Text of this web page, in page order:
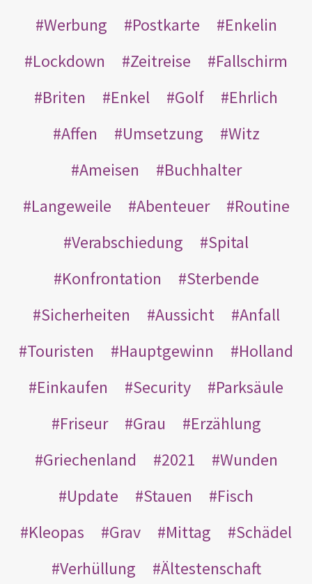
Werbung
Postkarte
Enkelin
Lockdown
Zeitreise
Fallschirm
Briten
Enkel Golf
Ehrlich
Affen
Umsetzung
Witz
Ameisen
Buchhalter
Langeweile
Abenteuer
Routine
Verabschiedung
Spital
Konfrontation
Sterbende
Sicherheiten
Aussicht
Anfall
Touristen
Hauptgewinn
Holland
Einkaufen
Security
Parksäule
Friseur
Grau
Erzählung
Griechenland
2021
Wunden
Update
Stauen
Fisch
Kleopas
Grav Mittag
Schädel
Verhüllung
Ältestenschaft